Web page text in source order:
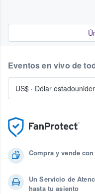
Compra y vende
Un Servicio de
hasta tu asiento
Eventos en vivo de
US$ · Dólar